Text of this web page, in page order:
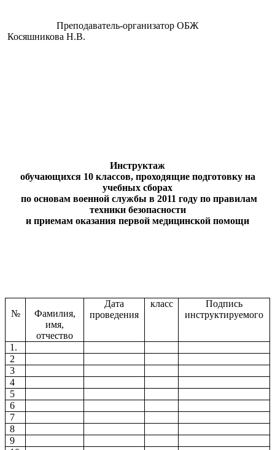
Преподаватель-организатор ОБЖ
Косяшникова Н.В.
Инструктаж
обучающихся 10 классов, проходящие подготовку на
учебных сборах
по основам военной службы в 2011 году по правилам
техники безопасности
и приемам оказания первой медицинской помощи
№
Фамилия,
имя,
отчество
Дата
проведения
класс
Подпись
инструктируемого
1.
2
3
4
5
6
7
8
9